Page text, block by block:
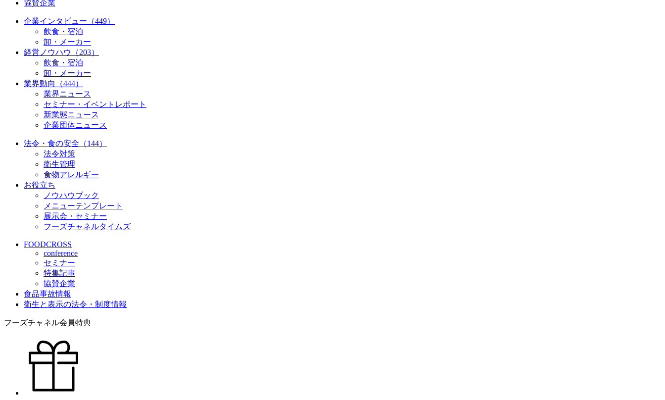
協賛企業
企業インタビュー（449）
飲食・宿泊
卸・メーカー
経営ノウハウ（203）
飲食・宿泊
卸・メーカー
業界動向（444）
業界ニュース
セミナー・イベントレポート
新業態ニュース
企業団体ニュース
法令・食の安全（144）
法令対策
衛生管理
食物アレルギー
お役立ち
ノウハウブック
メニューテンプレート
展示会・セミナー
フーズチャネルタイムズ
FOODCROSS
conference
セミナー
特集記事
協賛企業
食品事故情報
衛生と表示の法令・制度情報
フーズチャネル会員特典